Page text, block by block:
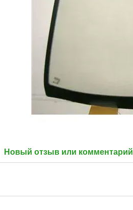
Новый отзыв или комментарий